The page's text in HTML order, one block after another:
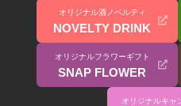
オリジナル酒ノベルティ
NOVELTY DRINK
オリジナルフラワーギフト
SNAP FLOWER
オリジナルキャ